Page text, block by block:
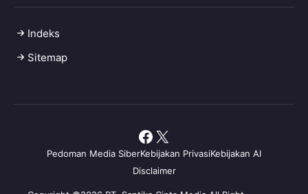
Indeks
Sitemap
Pedoman Media SiberKebijakan PrivasiKebijakan AI
Disclaimer
Facebook
X